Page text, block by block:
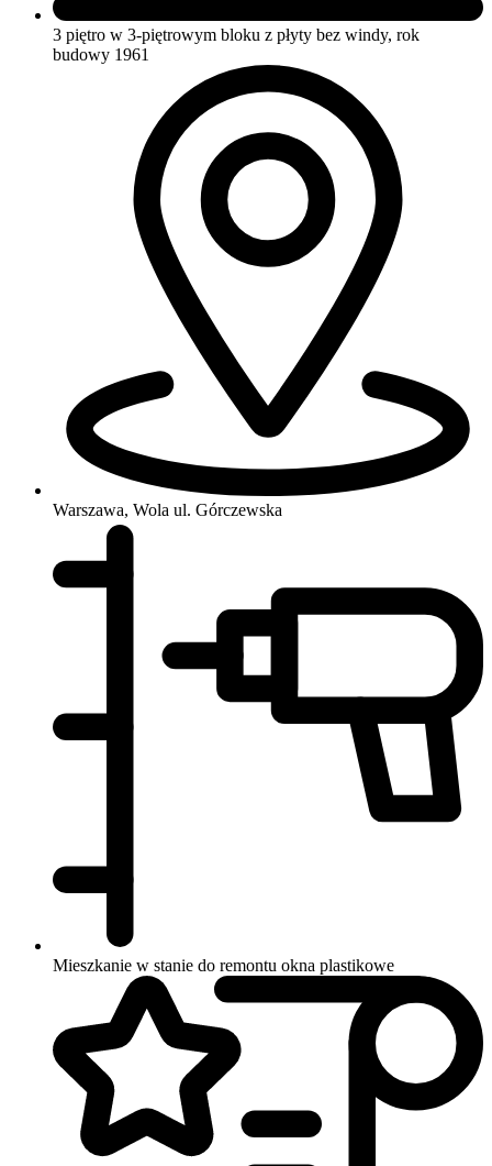
3 piętro w 3-piętrowym bloku z płyty bez windy, rok
budowy 1961
Warszawa, Wola ul. Górczewska
Mieszkanie w stanie do remontu okna plastikowe